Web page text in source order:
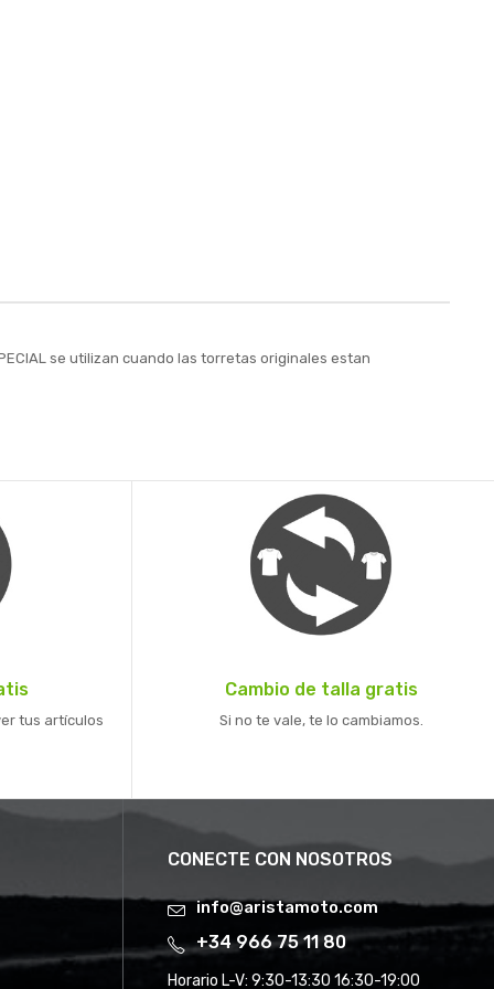
se utilizan cuando las torretas originales estan
tus artículos
Cambio de talla gratis
Si no te vale, te lo cambiamos.
CONECTE CON NOSOTROS
info@aristamoto.com
+34 966 75 11 80
Horario L-V: 9:30-13:30 16:30-19:00